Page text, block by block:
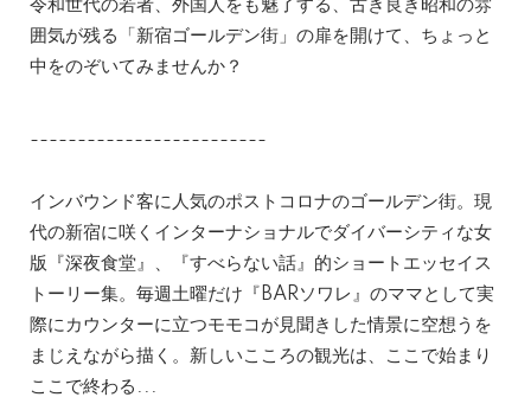
令和世代の若者、外国人をも魅了する、古き良き昭和の雰
囲気が残る「新宿ゴールデン街」の扉を開けて、ちょっと
中をのぞいてみませんか？
-------------------------
インバウンド客に人気のポストコロナのゴールデン街。現
代の新宿に咲くインターナショナルでダイバーシティな女
版『深夜食堂』、『すべらない話』的ショートエッセイス
トーリー集。毎週土曜だけ『BARソワレ』のママとして実
際にカウンターに立つモモコが見聞きした情景に空想うを
まじえながら描く。新しいこころの観光は、ここで始まり
ここで終わる...